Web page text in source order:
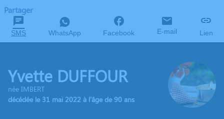
Partager
SMS WhatsApp Facebook E-mail Lien
Yvette DUFFOUR
née IMBERT
décédée le 31 mai 2022 à l'âge de 90 ans